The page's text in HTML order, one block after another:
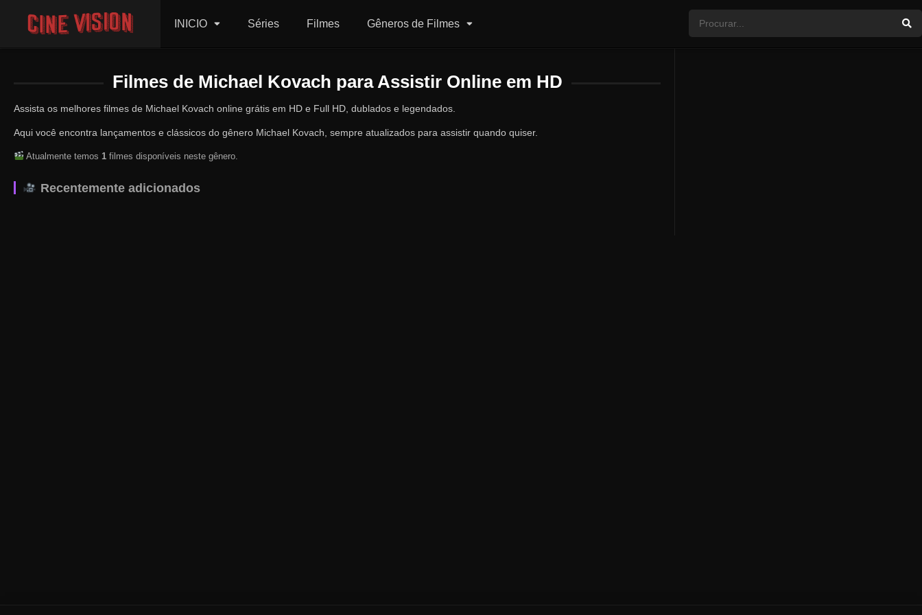
INICIO Séries Filmes Gêneros de Filmes
Filmes de Michael Kovach para Assistir Online em HD
Assista os melhores filmes de Michael Kovach online grátis em HD e Full HD, dublados e legendados.
Aqui você encontra lançamentos e clássicos do gênero Michael Kovach, sempre atualizados para assistir quando quiser.
Atualmente temos 1filmes disponíveis neste gênero.
Recentemente adicionados